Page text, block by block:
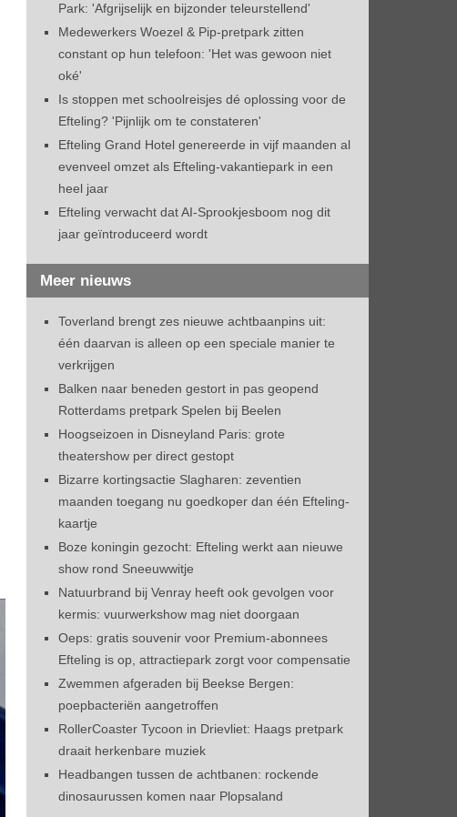
Park: 'Afgrijselijk en bijzonder teleurstellend'
Medewerkers Woezel & Pip-pretpark zitten
constant op hun telefoon: 'Het was gewoon niet
oké'
Is stoppen met schoolreisjes dé oplossing voor de
Efteling? 'Pijnlijk om te constateren'
Efteling Grand Hotel genereerde in vijf maanden al
evenveel omzet als Efteling-vakantiepark in een
heel jaar
Efteling verwacht dat AI-Sprookjesboom nog dit
jaar geïntroduceerd wordt
Meer nieuws
Toverland brengt zes nieuwe achtbaanpins uit:
één daarvan is alleen op een speciale manier te
verkrijgen
Balken naar beneden gestort in pas geopend
Rotterdams pretpark Spelen bij Beelen
Hoogseizoen in Disneyland Paris: grote
theatershow per direct gestopt
Bizarre kortingsactie Slagharen: zeventien
maanden toegang nu goedkoper dan één Efteling-
kaartje
Boze koningin gezocht: Efteling werkt aan nieuwe
show rond Sneeuwwitje
Natuurbrand bij Venray heeft ook gevolgen voor
kermis: vuurwerkshow mag niet doorgaan
Oeps: gratis souvenir voor Premium-abonnees
Efteling is op, attractiepark zorgt voor compensatie
Zwemmen afgeraden bij Beekse Bergen:
poepbacteriën aangetroffen
RollerCoaster Tycoon in Drievliet: Haags pretpark
draait herkenbare muziek
Headbangen tussen de achtbanen: rockende
dinosaurussen komen naar Plopsaland